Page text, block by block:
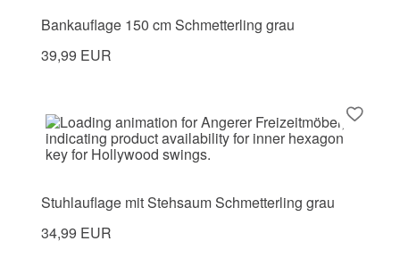
Bankauflage 150 cm Schmetterling grau
39,99 EUR
Stuhlauflage mit Stehsaum Schmetterling grau
34,99 EUR